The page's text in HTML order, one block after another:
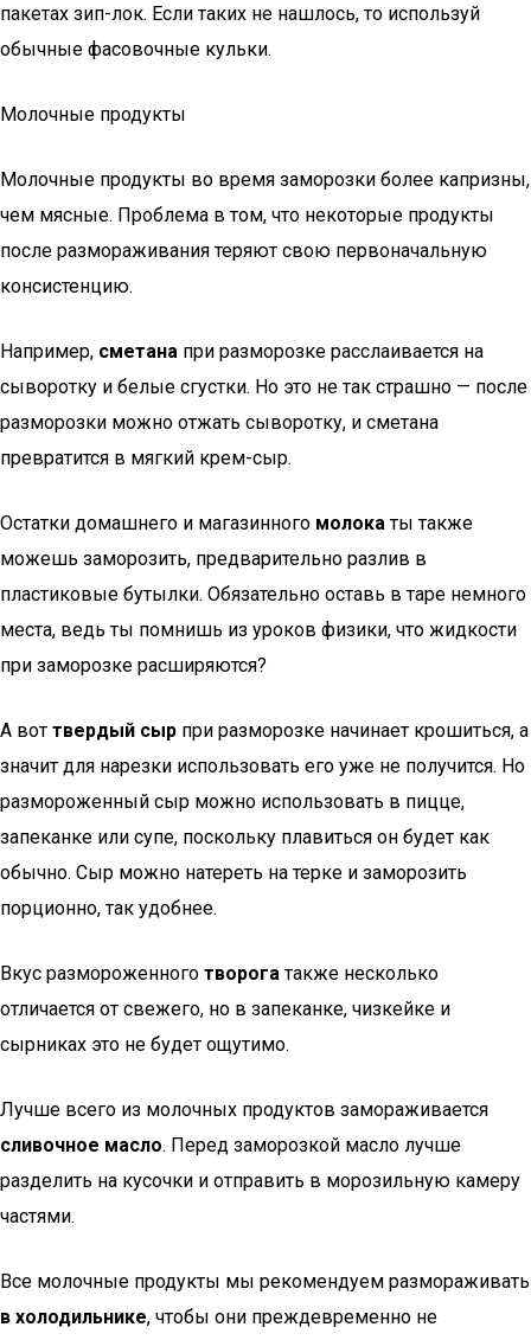
пакетах зип-лок. Если таких не нашлось, то используй
обычные фасовочные кульки.
Молочные продукты
Молочные продукты во время заморозки более капризны,
чем мясные. Проблема в том, что некоторые продукты
после размораживания теряют свою первоначальную
консистенцию.
Например, сметана при разморозке расслаивается на
сыворотку и белые сгустки. Но это не так страшно — после
разморозки можно отжать сыворотку, и сметана
превратится в мягкий крем-сыр.
Остатки домашнего и магазинного молокаты также
можешь заморозить, предварительно разлив в
пластиковые бутылки. Обязательно оставь в таре немного
места, ведь ты помнишь из уроков физики, что жидкости
при заморозке расширяются?
А вот твердый сыр при разморозке начинает крошиться, а
значит для нарезки использовать его уже не получится. Но
размороженный сыр можно использовать в пицце,
запеканке или супе, поскольку плавиться он будет как
обычно. Сыр можно натереть на терке и заморозить
порционно, так удобнее.
Вкус размороженного творогатакже несколько
отличается от свежего, но в запеканке, чизкейке и
сырниках это не будет ощутимо.
Лучше всего из молочных продуктов замораживается
сливочное масло. Перед заморозкой масло лучше
разделить на кусочки и отправить в морозильную камеру
частями.
Все молочные продукты мы рекомендуем размораживать
в холодильнике, чтобы они преждевременно не